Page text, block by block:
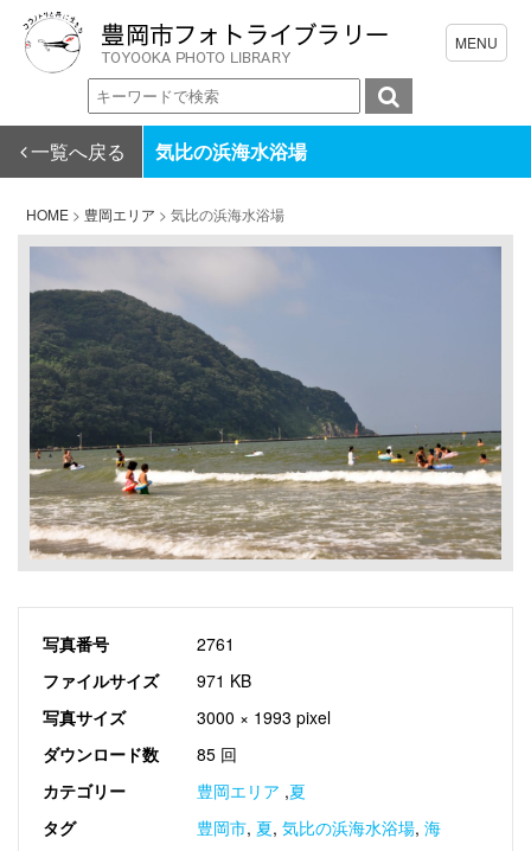
一覧へ戻る 気比の浜海水浴場
HOME > 豊岡エリア > 気比の浜海水浴場
写真番号
2761
ファイルサイズ
971 KB
写真サイズ
3000 × 1993 pixel
ダウンロード数
85 回
カテゴリー
豊岡エリア ,夏
タグ
豊岡市, 夏, 気比の浜海水浴場, 海